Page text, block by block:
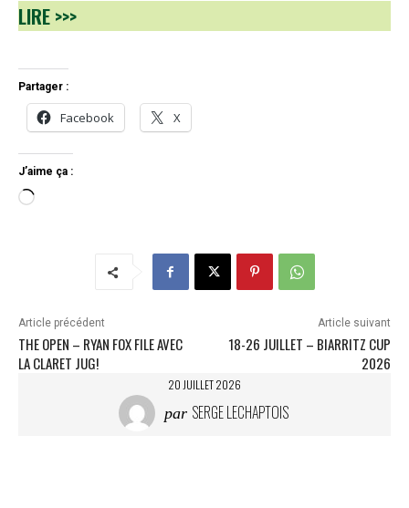
LIRE >>>
Partager :
Facebook X
J’aime ça :
C
m
e
n
Article précédent
THE OPEN – RYAN FOX FILE AVEC
LA CLARET JUG!
Article suivant
18-26 JUILLET – BIARRITZ CUP
2026
20 JUILLET 2026
par SERGE LECHAPTOIS